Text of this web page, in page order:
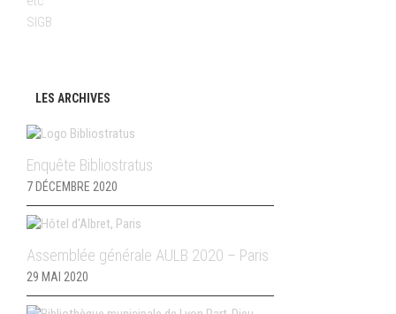
SIGB
LES ARCHIVES
Enquête Bibliostratus
7 DÉCEMBRE 2020
Assemblée générale AULB 2020 – Paris
29 MAI 2020